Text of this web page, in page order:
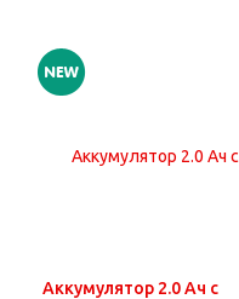
Аккумулятор 2.0 Ач с